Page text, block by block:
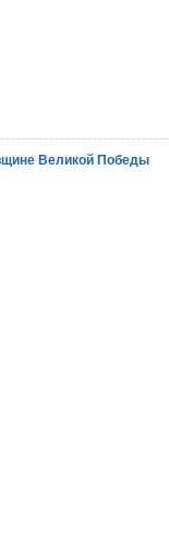
Великой Победы